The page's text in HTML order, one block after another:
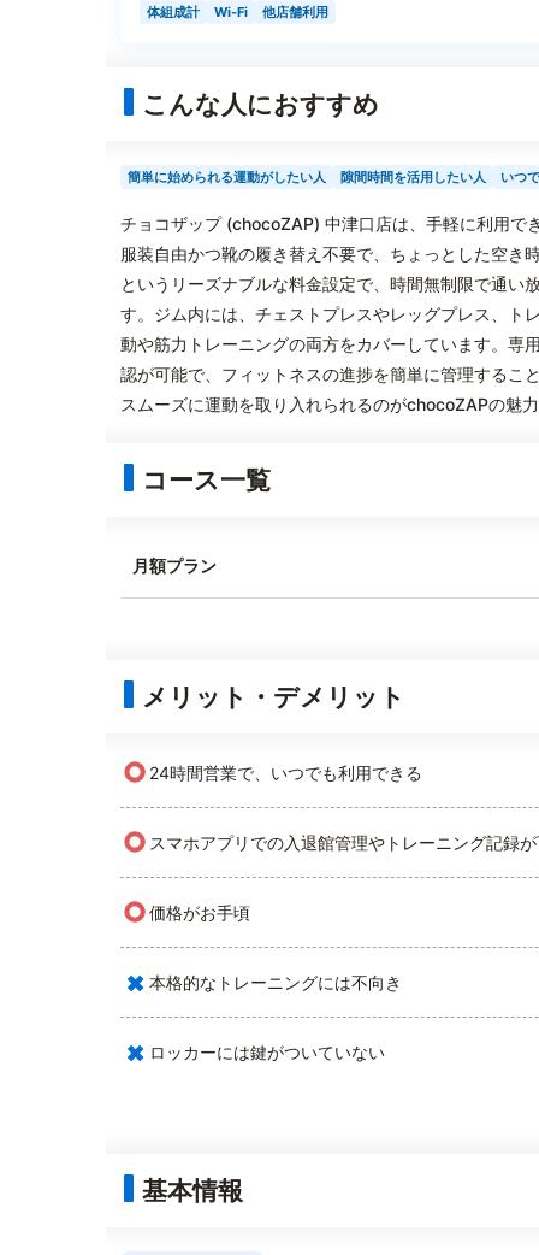
体組成計 Wi-Fi 他店舗利用
こんな人におすすめ
簡単に始められる運動がしたい人 隙間時間を活用したい人 いつ
チョコザップ (chocoZAP) 中津口店は、手軽に利用で
服装自由かつ靴の履き替え不要で、ちょっとした空
というリーズナブルな料金設定で、時間無制限で通い
す。ジム内には、チェストプレスやレッグプレス、ト
動や筋力トレーニングの両方をカバーしています。専
認が可能で、フィットネスの進捗を簡単に管理するこ
スムーズに運動を取り入れられるのがchocoZAPの魅
コース一覧
月額プラン
メリット・デメリット
○ 24時間営業で、いつでも利用できる
○ スマホアプリでの入退館管理やトレーニング記録
○価格がお手頃
× 本格的なトレーニングには不向き
× ロッカーには鍵がついていない
基本情報